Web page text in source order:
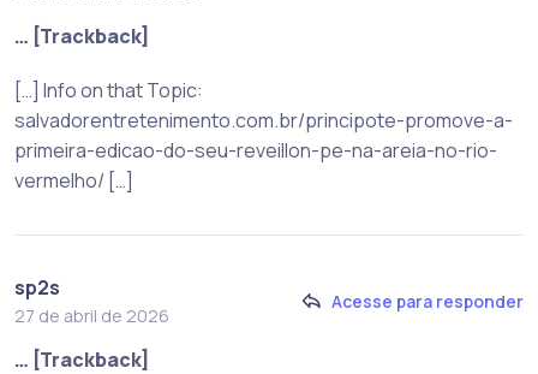
… [Trackback]
[…] Info on that Topic:
salvadorentretenimento.com.br/principote-promove-a-
primeira-edicao-do-seu-reveillon-pe-na-areia-no-rio-
vermelho/ […]
sp2s
27 de abril de 2026
Acesse para responder
… [Trackback]